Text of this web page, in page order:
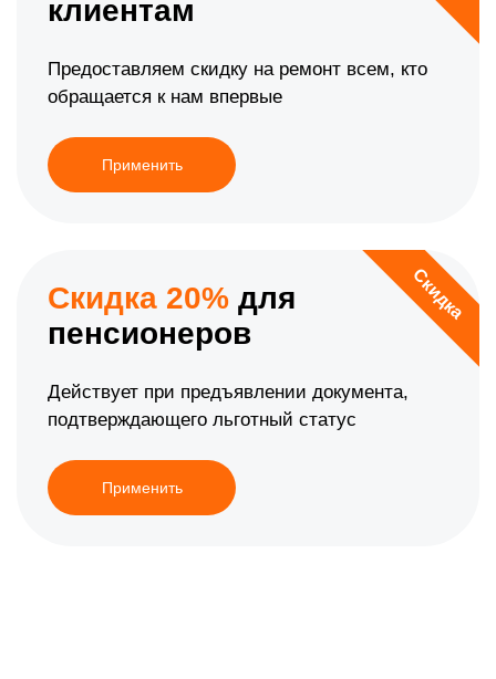
клиентам
Предоставляем скидку на ремонт всем, кто
обращается к нам впервые
Применить
Скидка
Скидка 20% для
пенсионеров
Действует при предъявлении документа,
подтверждающего льготный статус
Применить